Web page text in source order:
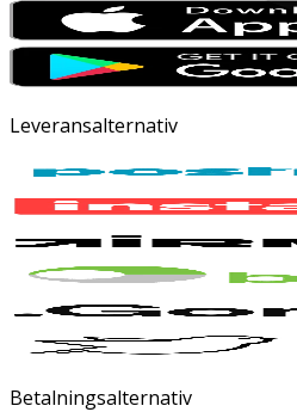
Leveransalternativ
Betalningsalternativ